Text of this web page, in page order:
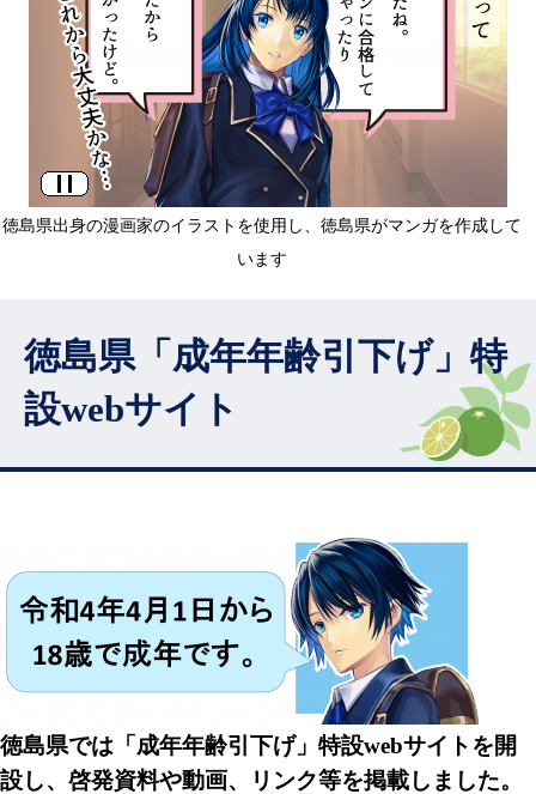
徳島県出身の漫画家のイラストを使用し、徳島県がマンガを作成して
います
徳島県「成年年齢引下げ」特
設webサイト
徳島県では「成年年齢引下げ」特設webサイトを開
設し、啓発資料や動画、リンク等を掲載しました。